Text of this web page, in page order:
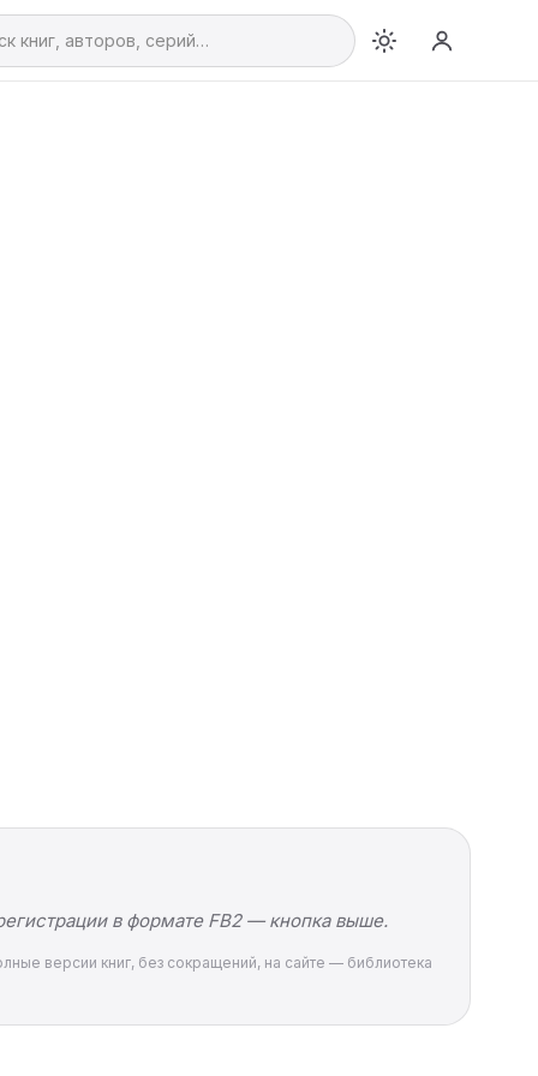
в формате FB2 — кнопка выше.
версии книг, без сокращений, на сайте — библиотека